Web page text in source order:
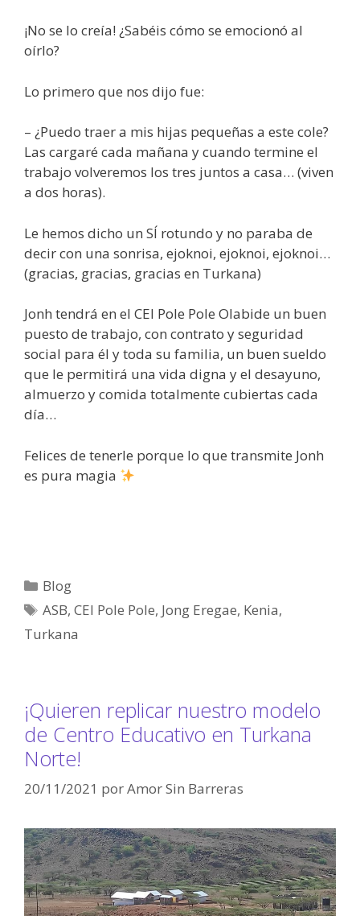
¡No se lo creía! ¿Sabéis cómo se emocionó al
oírlo?
Lo primero que nos dijo fue:
– ¿Puedo traer a mis hijas pequeñas a este cole?
Las cargaré cada mañana y cuando termine el
trabajo volveremos los tres juntos a casa… (viven
a dos horas).
Le hemos dicho un SÍ rotundo y no paraba de
decir con una sonrisa, ejoknoi, ejoknoi, ejoknoi…
(gracias, gracias, gracias en Turkana)
Jonh tendrá en el CEI Pole Pole Olabide un buen
puesto de trabajo, con contrato y seguridad
social para él y toda su familia, un buen sueldo
que le permitirá una vida digna y el desayuno,
almuerzo y comida totalmente cubiertas cada
día…
Felices de tenerle porque lo que transmite Jonh
es pura magia
Blog
ASB,CEI Pole Pole, Jong Eregae, Kenia,
Turkana
¡Quieren replicar nuestro modelo
de Centro Educativo en Turkana
Norte!
20/11/2021 porAmor Sin Barreras